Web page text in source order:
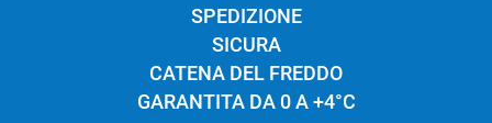
SPEDIZIONE
SICURA
CATENA DEL FREDDO
GARANTITA DA 0 A +4°C